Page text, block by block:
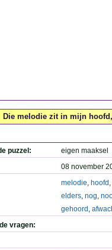
Die melodie zit in mijn
puzzel:
eigen maaksel
08 november
melodie, hoofd ,
elders, nog,
gehoord ,
vragen: